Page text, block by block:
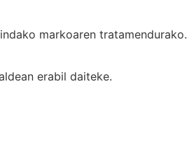
markoaren tratamendurako.
erabil daiteke.